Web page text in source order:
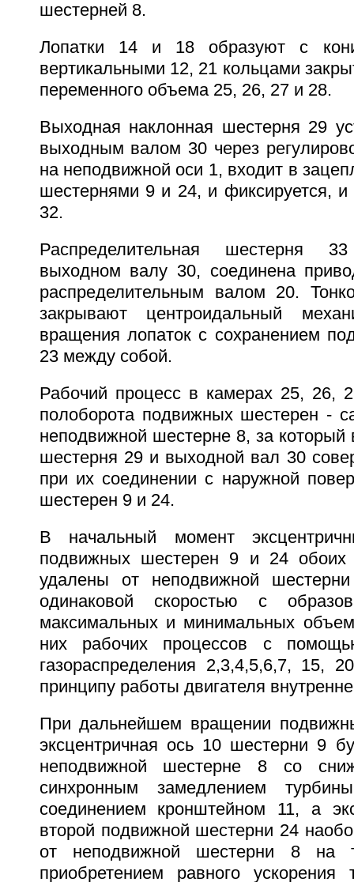
шестерней 8.
Лопатки 14 и 18 образуют с
вертикальными 12, 21 кольцами
переменного объема 25, 26, 27 и 28.
Выходная наклонная шестерня 29
выходным валом 30 через
на неподвижной оси 1, входит в
шестернями 9 и 24, и фиксируется, и
32.
Распределительная шестерня
выходном валу 30, соединена
распределительным валом 20.
закрывают центроидальный
вращения лопаток с сохранением
23 между собой.
Рабочий процесс в камерах 25, 26,
полоборота подвижных шестерен -
неподвижной шестерне 8, за который
шестерня 29 и выходной вал 30
при их соединении с наружной
шестерен 9 и 24.
В начальный момент
подвижных шестерен 9 и 24 обоих
удалены от неподвижной
одинаковой скоростью с
максимальных и минимальных
них рабочих процессов с
газораспределения 2,3,4,5,6,7, 15,
принципу работы двигателя
При дальнейшем вращении
эксцентричная ось 10 шестерни 9
неподвижной шестерне 8 со
синхронным замедлением
соединением кронштейном 11, а
второй подвижной шестерни 24
от неподвижной шестерни 8 на
приобретением равного